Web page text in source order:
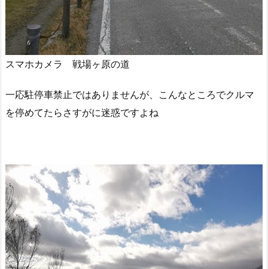
スマホカメラ 戦場ヶ原の道
一応駐停車禁止ではありませんが、こんなところでクルマ
を停めてたらさすがに迷惑ですよね